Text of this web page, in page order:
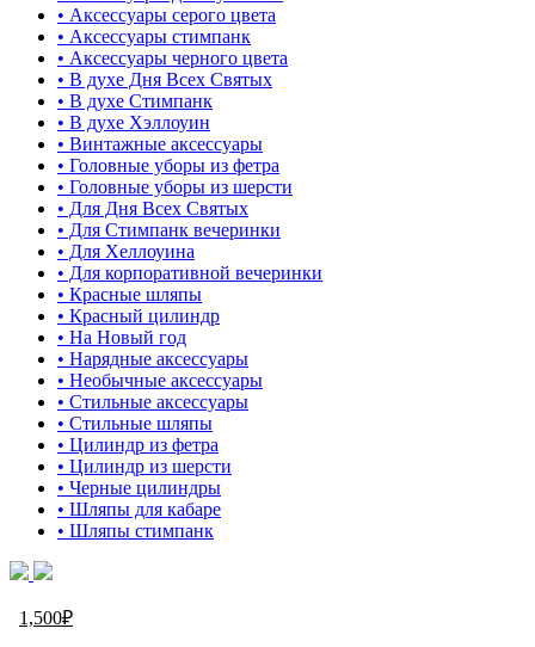
• Аксессуары серого цвета
• Аксессуары стимпанк
• Аксессуары черного цвета
• В духе Дня Всех Святых
• В духе Стимпанк
• В духе Хэллоуин
• Винтажные аксессуары
• Головные уборы из фетра
• Головные уборы из шерсти
• Для Дня Всех Святых
• Для Стимпанк вечеринки
• Для Хеллоуина
• Для корпоративной вечеринки
• Красные шляпы
• Красный цилиндр
• На Новый год
• Нарядные аксессуары
• Необычные аксессуары
• Стильные аксессуары
• Стильные шляпы
• Цилиндр из фетра
• Цилиндр из шерсти
• Черные цилиндры
• Шляпы для кабаре
• Шляпы стимпанк
1,500₽